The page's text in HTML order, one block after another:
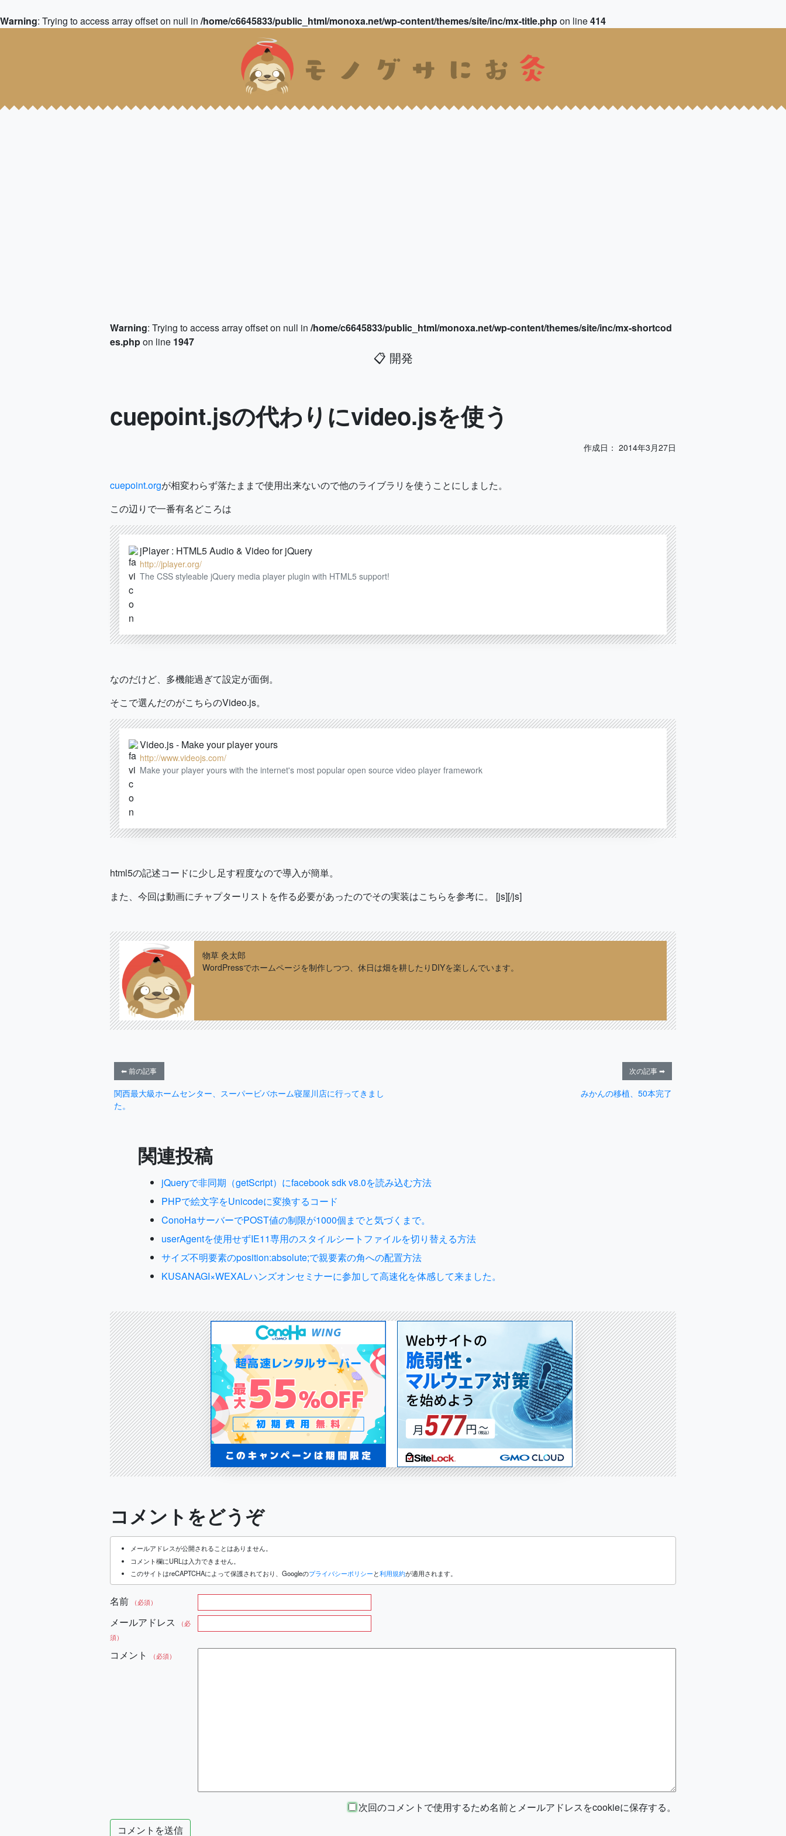
Warning: Trying to access array offset on null in /home/c6645833/public_html/monoxa.net/wp-content/themes/site/inc/mx-title.phpon line414
Warning: Trying to access array offset on null in /home/c6645833/public_html/monoxa.net/wp-content/themes/site/inc/mx-shortcod
es.phpon line 1947
📋 開発
cuepoint.jsの代わりにvideo.jsを使う
作成日： 2014年3月27日
cuepoint.orgが相変わらず落たままで使用出来ないので他のライブラリを使うことにしました。
この辺りで一番有名どころは
jPlayer : HTML5 Audio & Video for jQuery
http://jplayer.org/
The CSS styleable jQuery media player plugin with HTML5 support!
なのだけど、多機能過ぎて設定が面倒。
そこで選んだのがこちらのVideo.js。
Video.js - Make your player yours
http://www.videojs.com/
Make your player yours with the internet's most popular open source video player framework
html5の記述コードに少し足す程度なので導入が簡単。
また、今回は動画にチャプターリストを作る必要があったのでその実装はこちらを参考に。 [js][/js]
物草 灸太郎
WordPressでホームページを制作しつつ、休日は畑を耕したりDIYを楽しんでいます。
⬅ 前の記事
関西最大級ホームセンター、スーパービバホーム寝屋川店に行ってきまし
た。
次の記事 ➡
みかんの移植、50本完了
関連投稿
jQueryで非同期（getScript）にfacebook sdk v8.0を読み込む方法
PHPで絵文字をUnicodeに変換するコード
ConoHaサーバーでPOST値の制限が1000個までと気づくまで。
userAgentを使用せずIE11専用のスタイルシートファイルを切り替える方法
サイズ不明要素のposition:absolute;で親要素の角への配置方法
KUSANAGI×WEXALハンズオンセミナーに参加して高速化を体感して来ました。
コメントをどうぞ
メールアドレスが公開されることはありません。
コメント欄にURLは入力できません。
このサイトはreCAPTCHAによって保護されており、Googleのプライバシーポリシーと利用規約が適用されます。
名前 （必須）
メールアドレス
（必
須）
コメント （必須）
次回のコメントで使用するため名前とメールアドレスをcookieに保存する。